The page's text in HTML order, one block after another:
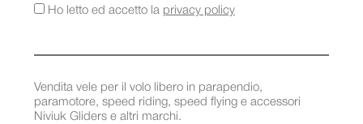
Vendita vele per il volo libero in parapendio,
paramotore, speed riding, speed flying e accessori
Niviuk Gliders e altri marchi.
Ho letto ed accetto la privacy policy